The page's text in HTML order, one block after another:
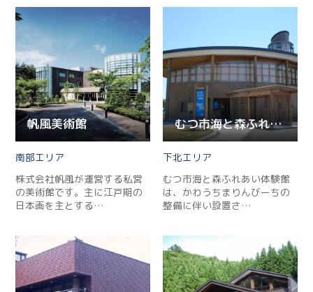
帆風美術館
南部
株式会社帆風が運営する私営
の美術館です。主に江戸期の
日本画を主とする…
むつ市海と森ふれあい体験館
下北
むつ市海と森ふれあい体験館
は、かわうちまりんびーちの
整備に伴い設置さ…